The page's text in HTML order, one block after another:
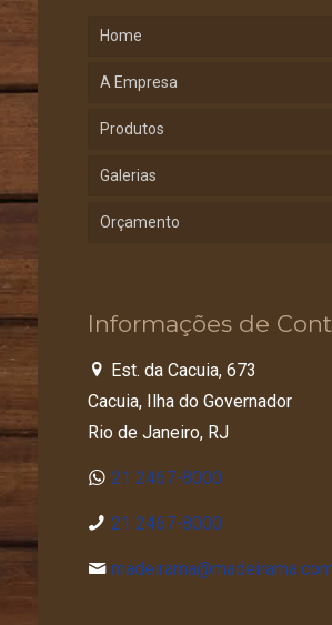
Home
A Empresa
Produtos
Galerias
Orçamento
Informações de
Est. da Cacuia, 673
Cacuia, Ilha do Governador
Rio de Janeiro, RJ
21 2467-8000
21 2467-8000